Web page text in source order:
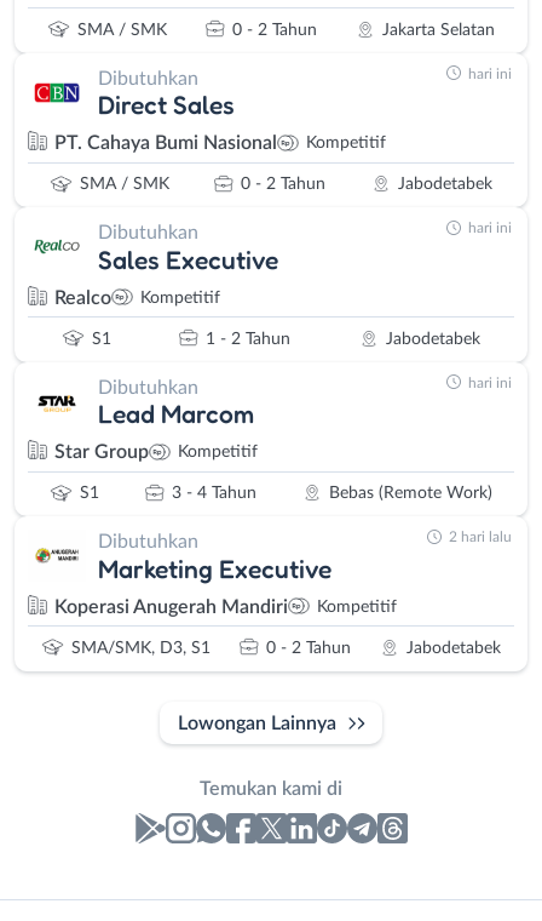
SMA / SMK 0 - 2 Tahun Jakarta Selatan
Dibutuhkan
Direct Sales
PT. Cahaya Bumi Nasional Kompetitif
SMA / SMK 0 - 2 Tahun Jabodetabek
hari ini
Dibutuhkan
Sales Executive
Realco Kompetitif
S1 1 - 2 Tahun Jabodetabek
hari ini
Dibutuhkan
Lead Marcom
Star Group Kompetitif
S1 3 - 4 Tahun Bebas (Remote Work)
hari ini
Dibutuhkan
Marketing Executive
Koperasi Anugerah Mandiri Kompetitif
SMA/SMK, D3, S1 0 - 2 Tahun Jabodetabek
2 hari lalu
Lowongan Lainnya
Temukan kami di